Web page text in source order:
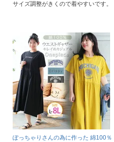
サイズ調整がきくので着やすいです。
ぽっちゃりさんの為に作った 綿100％